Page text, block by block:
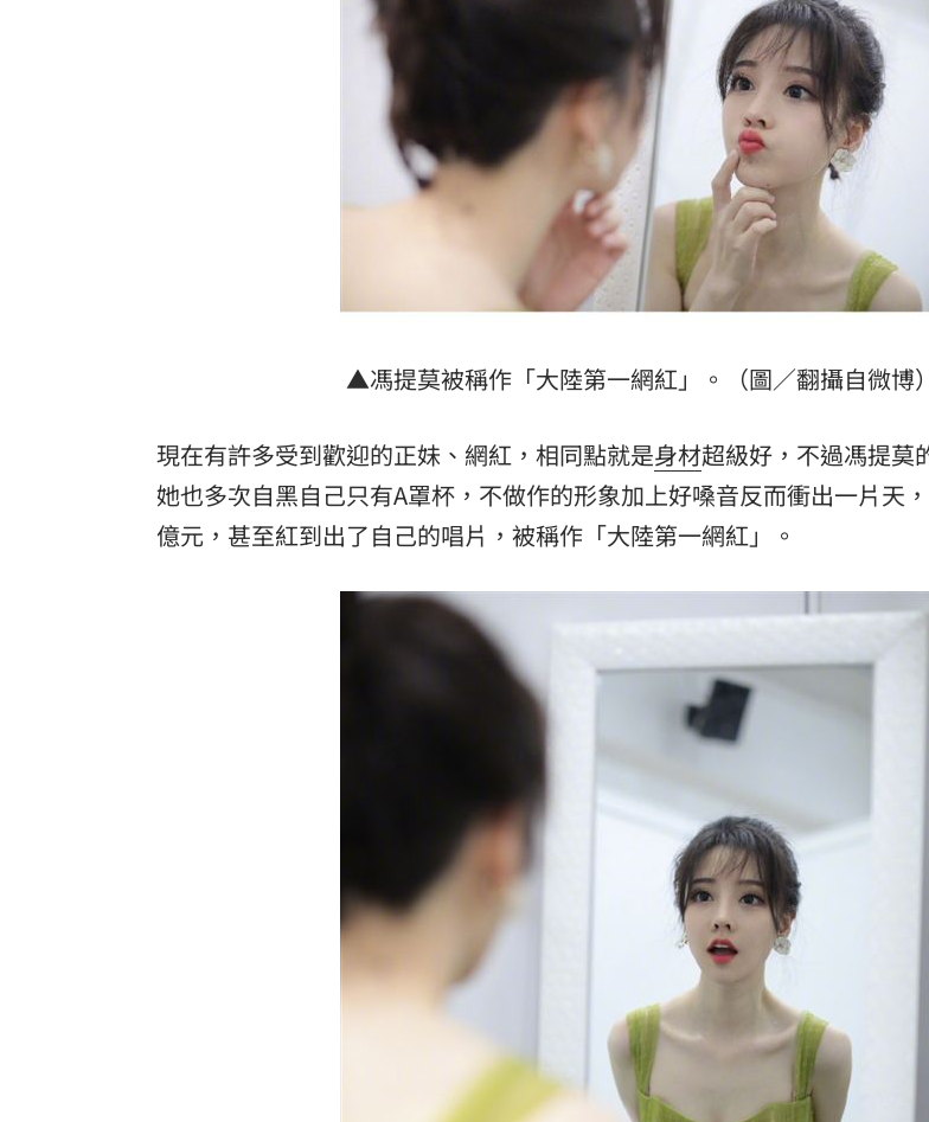
▲馮提莫被稱作「大陸第一網紅」。（圖／翻攝自微博）
現在有許多受到歡迎的正妹、網紅，相同點就是身材超級好，不過馮提莫
她也多次自黑自己只有A罩杯，不做作的形象加上好嗓音反而衝出一片天
億元，甚至紅到出了自己的唱片，被稱作「大陸第一網紅」。